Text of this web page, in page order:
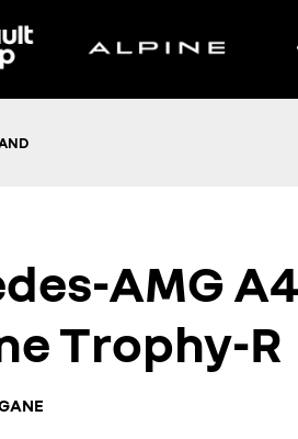
AMG
Trophy-R